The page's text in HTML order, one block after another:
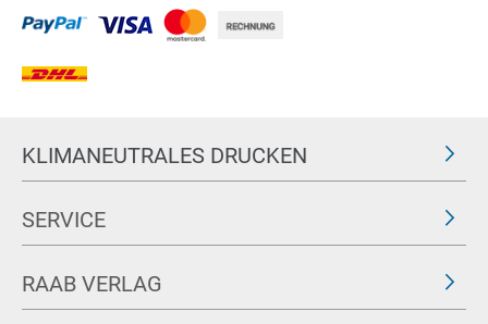
KLIMANEUTRALES DRUCKEN
SERVICE
RAAB VERLAG